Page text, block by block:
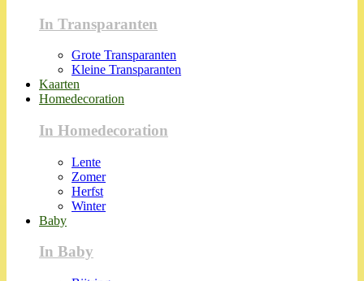
In Transparanten
Grote Transparanten
Kleine Transparanten
Kaarten
Homedecoration
In Homedecoration
Lente
Zomer
Herfst
Winter
Baby
In Baby